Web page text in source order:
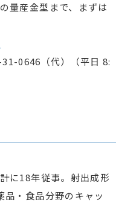
量産金型まで、まずは
0646（代）（平日 8:
に18年従事。射出成形
品・食品分野のキャッ